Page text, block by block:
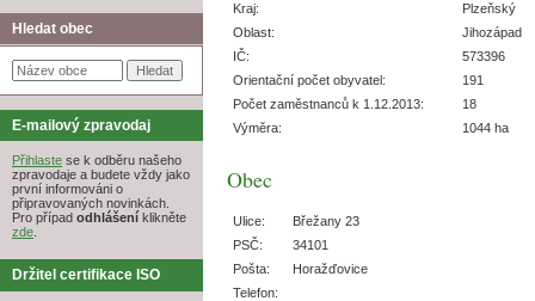
Hledat obec
E-mailový zpravodaj
Přihlaste se k odběru našeho
zpravodaje a budete vždy jako
první informováni o
připravovaných novinkách.
Pro případ odhlášení klikněte
zde.
Držitel certifikace ISO
Kraj:
Plzeňský
Oblast:
Jihozápad
IČ:
573396
Orientační počet obyvatel:
191
Počet zaměstnanců k 1.12.2013:
18
Výměra:
1044 ha
Obec
Ulice:
Břežany 23
PSČ:
34101
Pošta:
Horažďovice
Telefon: